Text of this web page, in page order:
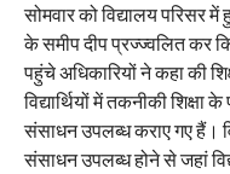
सोमवार को विद्यालय परिसर
के समीप दीप प्रज्ज्वलित कर
पहुंचे अधिकारियों ने कहा की
विद्यार्थियों में तकनीकी
संसाधन उपलब्ध कराए गए हैं।
संसाधन उपलब्ध होने से जहां